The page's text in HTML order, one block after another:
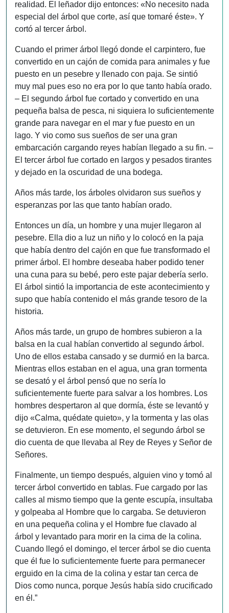
realidad. El leñador dijo entonces: «No necesito nada
especial del árbol que corte, así que tomaré éste». Y
cortó al tercer árbol.
Cuando el primer árbol llegó donde el carpintero, fue
convertido en un cajón de comida para animales y fue
puesto en un pesebre y llenado con paja. Se sintió
muy mal pues eso no era por lo que tanto había orado.
– El segundo árbol fue cortado y convertido en una
pequeña balsa de pesca, ni siquiera lo suficientemente
grande para navegar en el mar y fue puesto en un
lago. Y vio como sus sueños de ser una gran
embarcación cargando reyes habían llegado a su fin. –
El tercer árbol fue cortado en largos y pesados tirantes
y dejado en la oscuridad de una bodega.
Años más tarde, los árboles olvidaron sus sueños y
esperanzas por las que tanto habían orado.
Entonces un día, un hombre y una mujer llegaron al
pesebre. Ella dio a luz un niño y lo colocó en la paja
que había dentro del cajón en que fue transformado el
primer árbol. El hombre deseaba haber podido tener
una cuna para su bebé, pero este pajar debería serlo.
El árbol sintió la importancia de este acontecimiento y
supo que había contenido el más grande tesoro de la
historia.
Años más tarde, un grupo de hombres subieron a la
balsa en la cual habían convertido al segundo árbol.
Uno de ellos estaba cansado y se durmió en la barca.
Mientras ellos estaban en el agua, una gran tormenta
se desató y el árbol pensó que no sería lo
suficientemente fuerte para salvar a los hombres. Los
hombres despertaron al que dormía, éste se levantó y
dijo «Calma, quédate quieto», y la tormenta y las olas
se detuvieron. En ese momento, el segundo árbol se
dio cuenta de que llevaba al Rey de Reyes y Señor de
Señores.
Finalmente, un tiempo después, alguien vino y tomó al
tercer árbol convertido en tablas. Fue cargado por las
calles al mismo tiempo que la gente escupía, insultaba
y golpeaba al Hombre que lo cargaba. Se detuvieron
en una pequeña colina y el Hombre fue clavado al
árbol y levantado para morir en la cima de la colina.
Cuando llegó el domingo, el tercer árbol se dio cuenta
que él fue lo suficientemente fuerte para permanecer
erguido en la cima de la colina y estar tan cerca de
Dios como nunca, porque Jesús había sido crucificado
en él.”